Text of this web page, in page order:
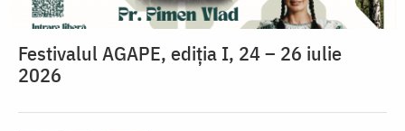
Festivalul AGAPE, ediția I, 24 – 26 iulie
2026